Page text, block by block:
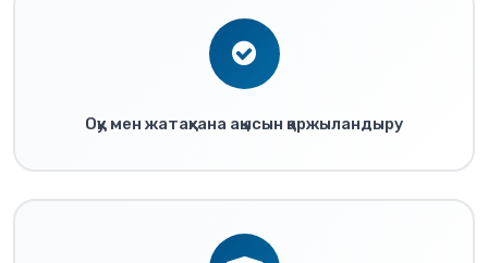
Оқу мен жатақхана ақысын қаржыландыру